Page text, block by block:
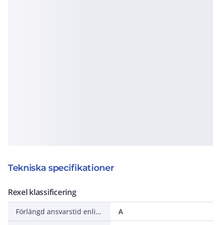
Tekniska specifikationer
Rexel klassificering
Förlängd ansvarstid enligt ALEM-09
A